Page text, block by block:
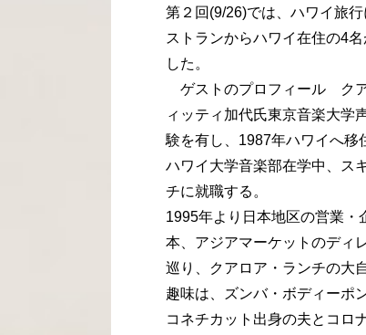
第２回(9/26)では、ハワイ旅
ストランからハワイ在住の4
した。
ゲストのプロフィール ク
ィッティ加代氏東京音楽大学
験を有し、1987年ハワイへ移
ハワイ大学音楽部在学中、ス
チに就職する。
1995年より日本地区の営業・
本、アジアマーケットのディ
巡り、クアロア・ランチの大
趣味は、ズンバ・ボディーポン
コネチカット出身の夫とコロ